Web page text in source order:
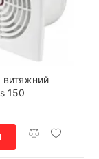
витяжний
150